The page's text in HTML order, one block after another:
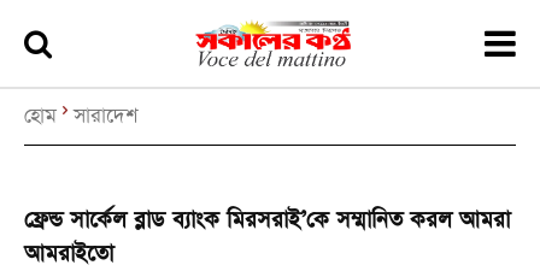
হোম সারাদেশ
ফ্রেন্ড সার্কেল ব্লাড ব্যাংক মিরসরাই’কে সম্মানিত করল আমরা
আমরাইতো